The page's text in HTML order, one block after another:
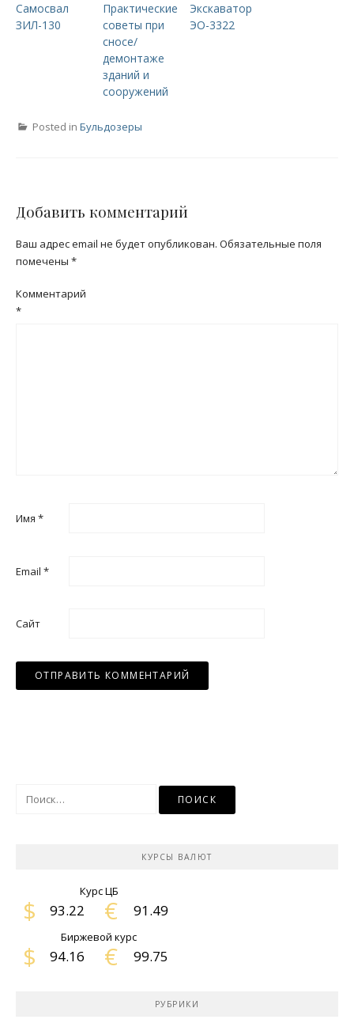
Самосвал
ЗИЛ-130
Практические
советы при
сносе/
демонтаже
зданий и
сооружений
Экскаватор
ЭО-3322
Posted in Бульдозеры
Добавить комментарий
Ваш адрес email не будет опубликован. Обязательные поля
помечены *
Комментарий
*
Имя *
Email *
Сайт
КУРСЫ ВАЛЮТ
Курс ЦБ
$ 93.22 € 91.49
Биржевой курс
$ 94.16 € 99.75
РУБРИКИ